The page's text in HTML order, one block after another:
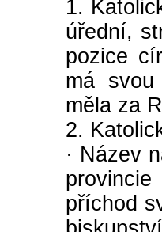
1.
úřední,
pozice
má
měla za
2.
· Název
příchod